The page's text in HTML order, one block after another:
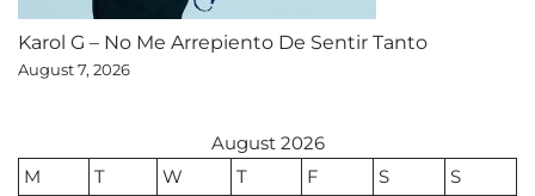
Karol G – No Me Arrepiento De Sentir Tanto
August 7, 2026
August 2026
M
T W T F S S